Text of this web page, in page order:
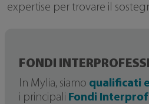
expertise per trovare il
FONDI
In Mylia, siamo qualificati
i principali Fondi